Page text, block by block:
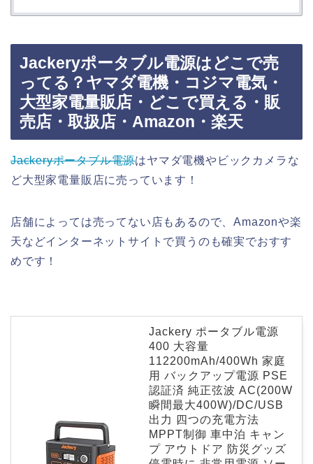
Jackeryポータブル電源はどこで売
ってる？ヤマダ電機・コジマ電気・
大型家電量販店・どこで買える・販
売店・取扱店・Amazon・楽天
Jackeryポータブル電源はヤマダ電機やビックカメラな
ど大型家電量販店に売っています！
店舗によっては売ってない店もあるので、Amazonや楽
天などインターネットサイトで買うのも確実でおすす
めです！
Jackery ポータブル電源
400 大容量
112200mAh/400Wh 家庭
用 バックアップ電源 PSE
認証済 純正弦波 AC(200W
瞬間最大400W)/DC/USB
出力 四つの充電方法
MPPT制御 車中泊 キャン
プ アウトドア 防災グッズ